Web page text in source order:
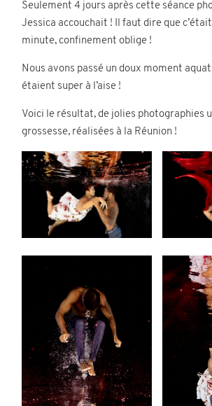
Seulement 4 jours après cette séance
Jessica accouchait ! Il faut dire que
minute, confinement oblige !
Nous avons passé un doux moment
étaient super à l’aise !
Voici le résultat, de jolies photographies
grossesse, réalisées à la Réunion !
Photography